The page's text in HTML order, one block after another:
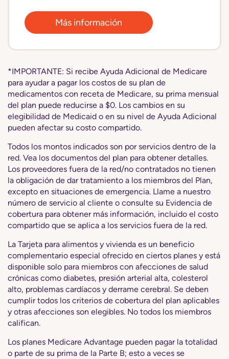
Más información
*IMPORTANTE: Si recibe Ayuda Adicional de Medicare
para ayudar a pagar los costos de su plan de
medicamentos con receta de Medicare, su prima mensual
del plan puede reducirse a $0. Los cambios en su
elegibilidad de Medicaid o en su nivel de Ayuda Adicional
pueden afectar su costo compartido.
Todos los montos indicados son por servicios dentro de la
red. Vea los documentos del plan para obtener detalles.
Los proveedores fuera de la red/no contratados no tienen
la obligación de dar tratamiento a los miembros del Plan,
excepto en situaciones de emergencia. Llame a nuestro
número de servicio al cliente o consulte su Evidencia de
cobertura para obtener más información, incluido el costo
compartido que se aplica a los servicios fuera de la red.
La Tarjeta para alimentos y vivienda es un beneficio
complementario especial ofrecido en ciertos planes y está
disponible solo para miembros con afecciones de salud
crónicas como diabetes, presión arterial alta, colesterol
alto, problemas cardíacos y derrame cerebral. Se deben
cumplir todos los criterios de cobertura del plan aplicables
y otras afecciones son elegibles. No todos los miembros
califican.
Los planes Medicare Advantage pueden pagar la totalidad
o parte de su prima de la Parte B; esto a veces se